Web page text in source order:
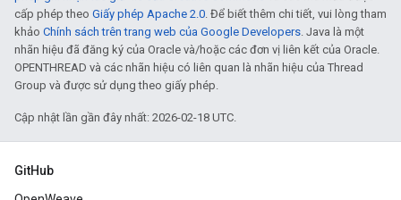
cấp phép theo Giấy phép Apache 2.0. Để biết thêm chi tiết, vui lòng tham
khảo Chính sách trên trang web của Google Developers. Java là một
nhãn hiệu đã đăng ký của Oracle và/hoặc các đơn vị liên kết của Oracle.
OPENTHREAD và các nhãn hiệu có liên quan là nhãn hiệu của Thread
Group và được sử dụng theo giấy phép.
Cập nhật lần gần đây nhất: 2026-02-18 UTC.
GitHub